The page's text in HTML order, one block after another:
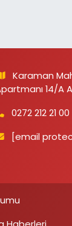
Karaman
14/A
0272 212 21 00
[email